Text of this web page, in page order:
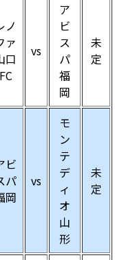
ノ
ァ
口
FC
vs
ア
ビ
ス
パ
福
岡
未
定
ビ
パ
岡
vs
モ
ン
テ
デ
ィ
オ
山
形
未
定